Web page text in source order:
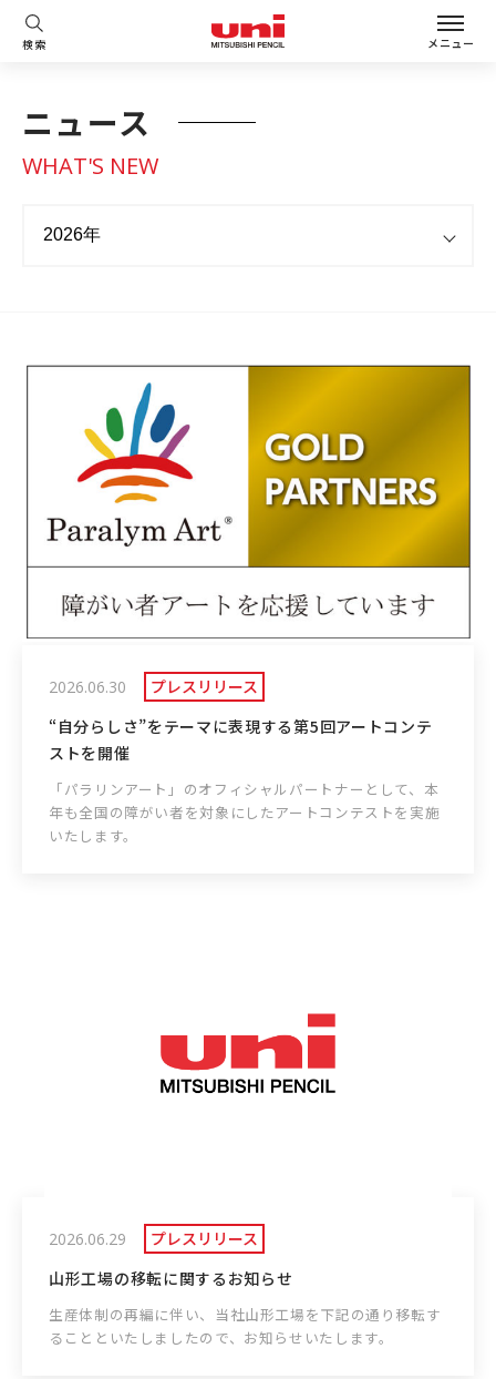
検索 メニュー
ニュース
WHAT'S NEW
2026.06.30
プレスリリース
“自分らしさ”をテーマに表現する第5回アートコンテ
ストを開催
「パラリンアート」のオフィシャルパートナーとして、本
年も全国の障がい者を対象にしたアートコンテストを実施
いたします。
2026.06.29
プレスリリース
山形工場の移転に関するお知らせ
生産体制の再編に伴い、当社山形工場を下記の通り移転す
ることといたしましたので、お知らせいたします。